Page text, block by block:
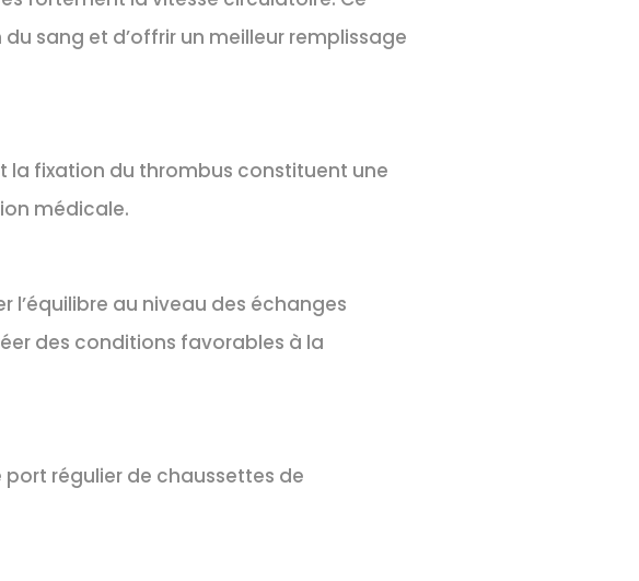
sang et d’offrir un meilleur remplissage
la fixation du thrombus constituent une
médicale.
au niveau des échanges
des conditions favorables à la
port régulier de chaussettes de